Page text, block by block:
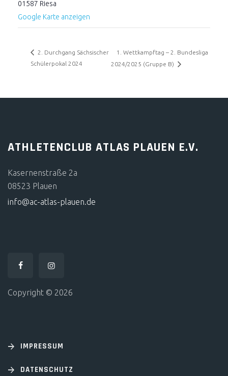
01587 Riesa
Google Karte anzeigen
2. Durchgang Sächsischer
Schülerpokal 2024
1. Wettkampftag – 2. Bundesliga
2024/2025 (Gruppe B)
ATHLETENCLUB ATLAS PLAUEN E.V.
Kasernenstraße 2a
08523 Plauen
info@ac-atlas-plauen.de
Copyright © 2026
IMPRESSUM
DATENSCHUTZ